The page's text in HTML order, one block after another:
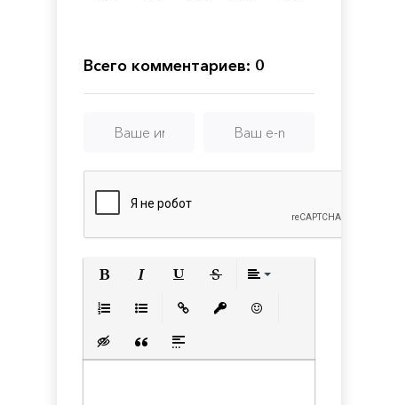
of
Remake
-
Edition
Всего комментариев: 0
Вставка скрытого текста
Вставка цитаты
Вставка спойлера